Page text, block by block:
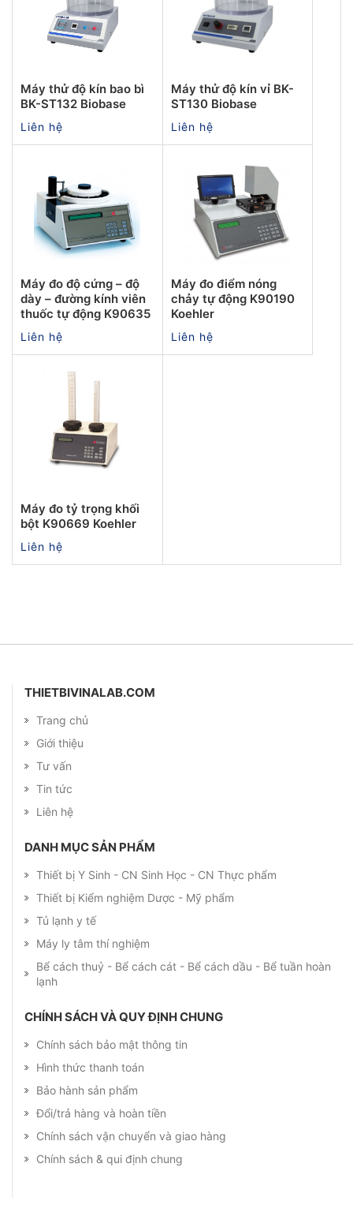
Máy thử độ kín bao bì
BK-ST132 Biobase
Liên hệ
Máy thử độ kín vỉ BK-
ST130 Biobase
Liên hệ
Máy đo độ cứng – độ
dày – đường kính viên
thuốc tự động K90635
Liên hệ
Máy đo điểm nóng
chảy tự động K90190
Koehler
Liên hệ
Máy đo tỷ trọng khối
bột K90669 Koehler
Liên hệ
THIETBIVINALAB.COM
Trang chủ
Giới thiệu
Tư vấn
Tin tức
Liên hệ
DANH MỤC SẢN PHẨM
Thiết bị Y Sinh - CN Sinh Học - CN Thực phẩm
Thiết bị Kiểm nghiệm Dược - Mỹ phẩm
Tủ lạnh y tế
Máy ly tâm thí nghiệm
Bể cách thuỷ - Bể cách cát - Bể cách dầu - Bể tuần hoàn
lạnh
CHÍNH SÁCH VÀ QUY ĐỊNH CHUNG
Chính sách bảo mật thông tin
Hình thức thanh toán
Bảo hành sản phẩm
Đổi/trả hàng và hoàn tiền
Chính sách vận chuyển và giao hàng
Chính sách & qui định chung